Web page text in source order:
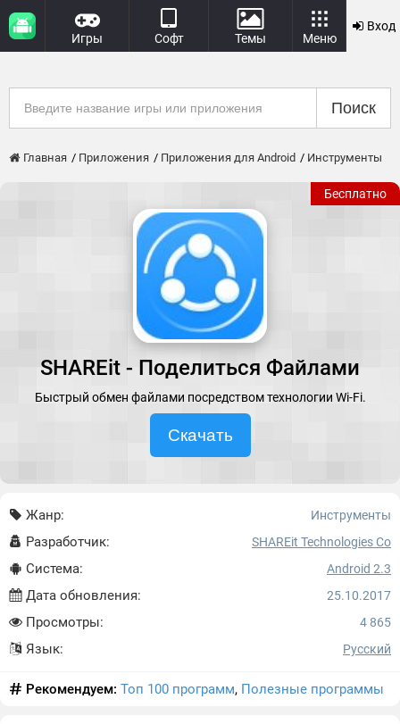
Игры Софт Темы Меню
Вход
Поиск
Главная Приложения Приложения для Android Инструменты
Бесплатно
SHAREit - Поделиться Файлами
Быстрый обмен файлами посредством технологии Wi-Fi.
Скачать
Жанр: Инструменты
Разработчик: SHAREit Technologies Co
Система: Android 2.3
Дата обновления: 25.10.2017
Просмотры: 4 865
Язык: Русский
Рекомендуем: Топ 100 программ, Полезные программы